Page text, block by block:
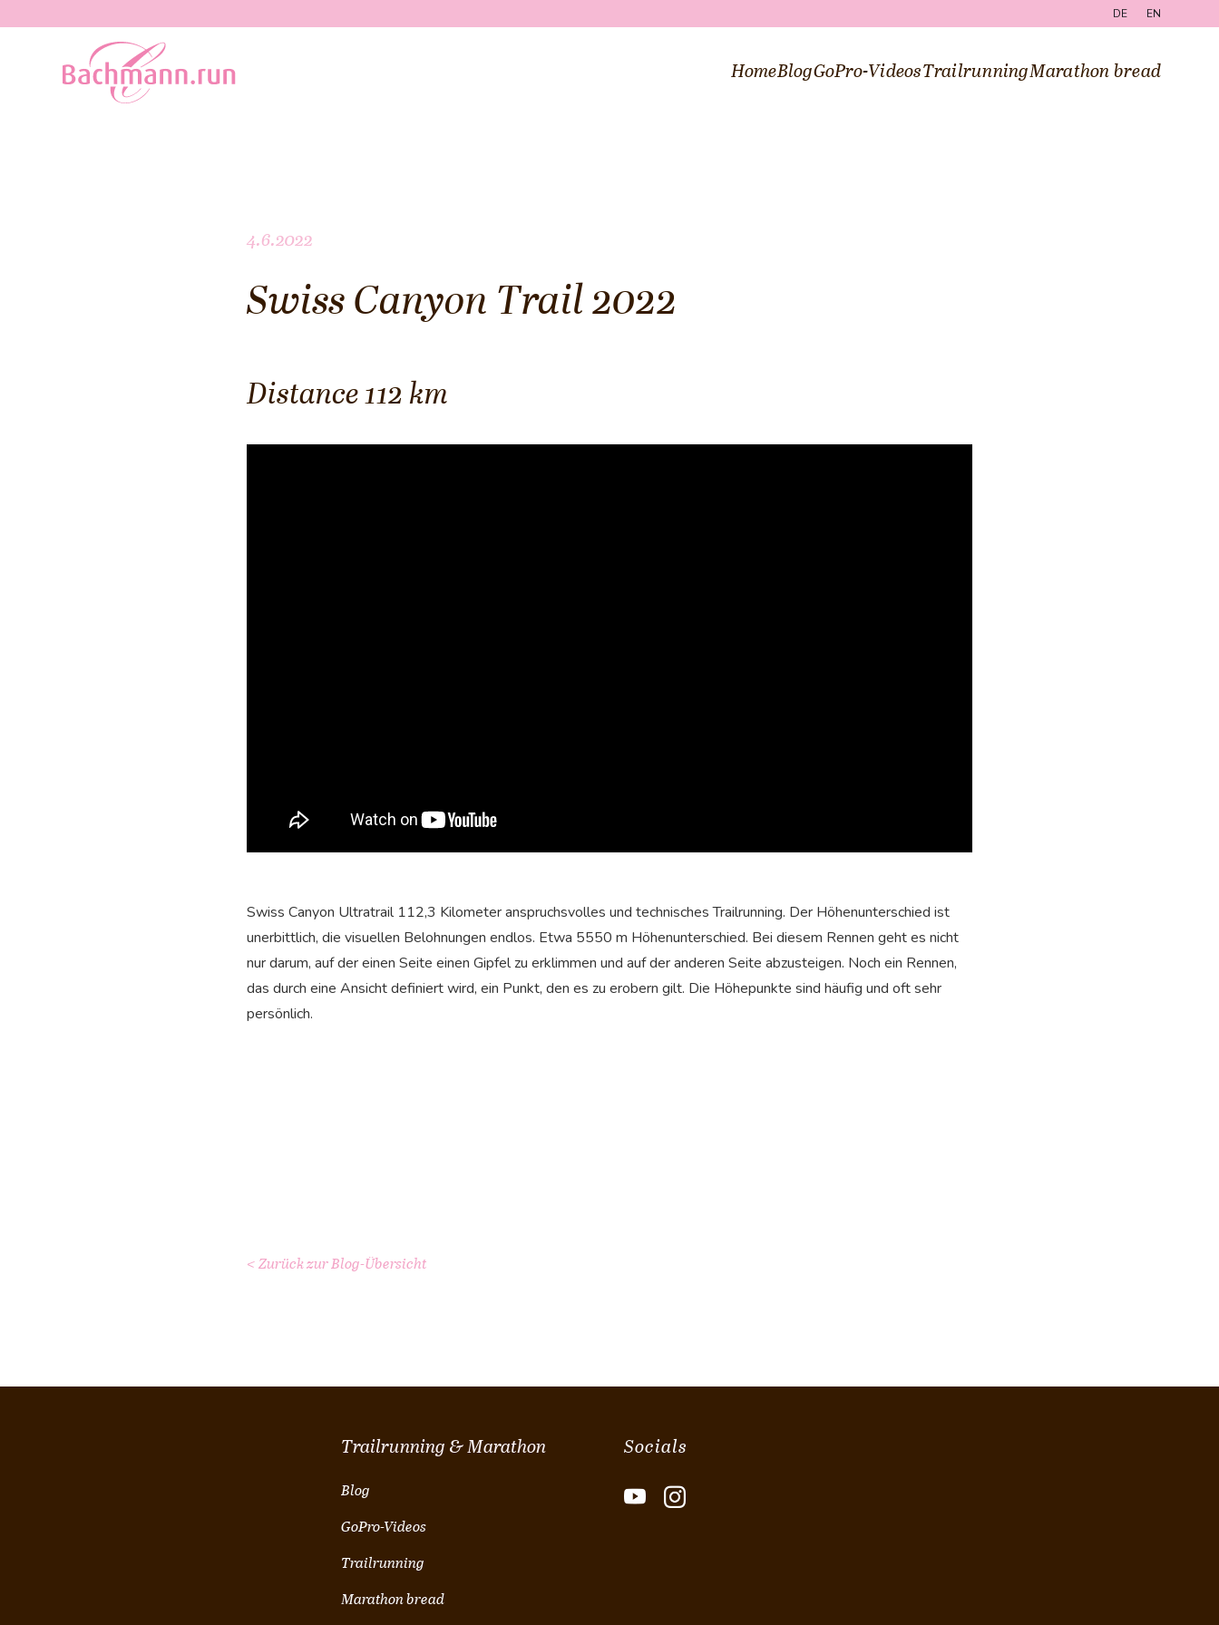
DE EN
HomeBlogGoPro-VideosTrailrunningMarathon bread
4.6.2022
Swiss Canyon Trail 2022
Distance 112 km
Swiss Canyon Ultratrail 112,3 Kilometer anspruchsvolles und technisches Trailrunning. Der Höhenunterschied ist
unerbittlich, die visuellen Belohnungen endlos. Etwa 5550 m Höhenunterschied. Bei diesem Rennen geht es nicht
nur darum, auf der einen Seite einen Gipfel zu erklimmen und auf der anderen Seite abzusteigen. Noch ein Rennen,
das durch eine Ansicht definiert wird, ein Punkt, den es zu erobern gilt. Die Höhepunkte sind häufig und oft sehr
persönlich.
< Zurück zur Blog-Übersicht
Trailrunning & Marathon
Blog
GoPro-Videos
Trailrunning
Marathon bread
Socials